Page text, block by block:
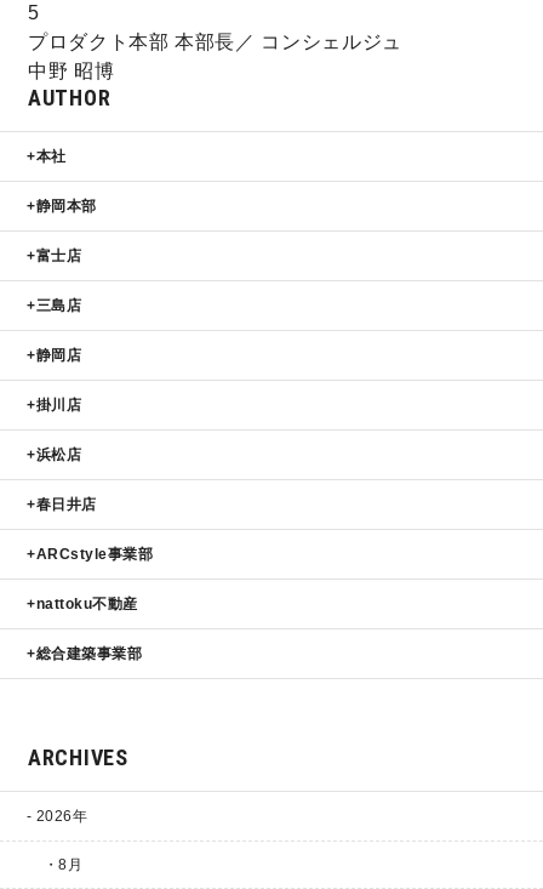
分譲住宅･不動産
施工事例
近日分譲予定情報
動画ギャラリー
よくある質問
5
プロダクト本部 本部長／ コンシェルジュ
中野 昭博
AUTHOR
本社
静岡本部
富士店
三島店
静岡店
掛川店
浜松店
春日井店
ARCstyle事業部
nattoku不動産
総合建築事業部
ARCHIVES
2026年
・8月